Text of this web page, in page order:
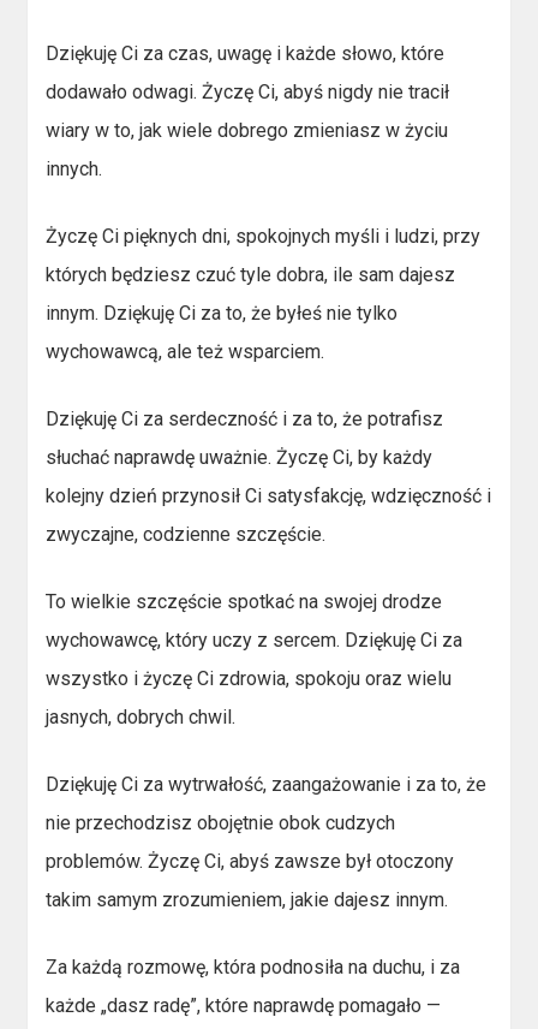
Dziękuję Ci za czas, uwagę i każde słowo, które
dodawało odwagi. Życzę Ci, abyś nigdy nie tracił
wiary w to, jak wiele dobrego zmieniasz w życiu
innych.
Życzę Ci pięknych dni, spokojnych myśli i ludzi, przy
których będziesz czuć tyle dobra, ile sam dajesz
innym. Dziękuję Ci za to, że byłeś nie tylko
wychowawcą, ale też wsparciem.
Dziękuję Ci za serdeczność i za to, że potrafisz
słuchać naprawdę uważnie. Życzę Ci, by każdy
kolejny dzień przynosił Ci satysfakcję, wdzięczność i
zwyczajne, codzienne szczęście.
To wielkie szczęście spotkać na swojej drodze
wychowawcę, który uczy z sercem. Dziękuję Ci za
wszystko i życzę Ci zdrowia, spokoju oraz wielu
jasnych, dobrych chwil.
Dziękuję Ci za wytrwałość, zaangażowanie i za to, że
nie przechodzisz obojętnie obok cudzych
problemów. Życzę Ci, abyś zawsze był otoczony
takim samym zrozumieniem, jakie dajesz innym.
Za każdą rozmowę, która podnosiła na duchu, i za
każde „dasz radę”, które naprawdę pomagało —